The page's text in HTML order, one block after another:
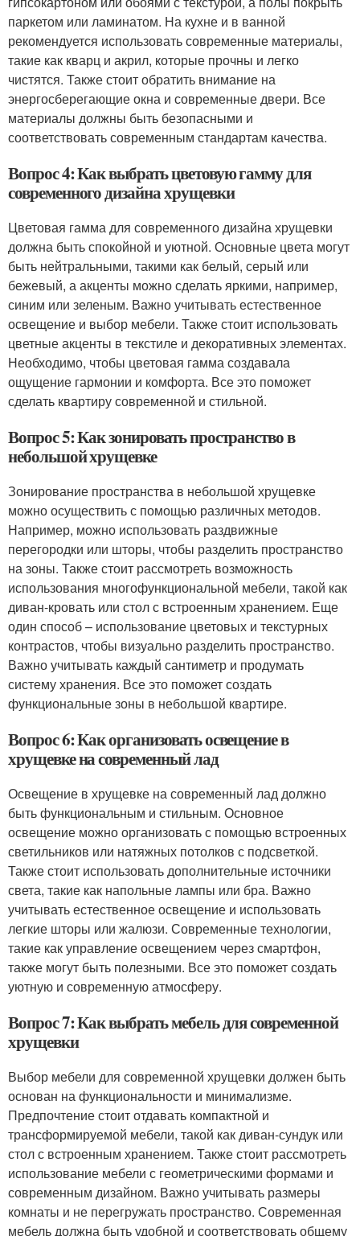
паркетом или ламинатом. На кухне и в ванной
рекомендуется использовать современные материалы,
такие как кварц и акрил, которые прочны и легко
чистятся. Также стоит обратить внимание на
энергосберегающие окна и современные двери. Все
материалы должны быть безопасными и
соответствовать современным стандартам качества.
Вопрос 4: Как выбрать цветовую гамму для
современного дизайна хрущевки
Цветовая гамма для современного дизайна хрущевки
должна быть спокойной и уютной. Основные цвета могут
быть нейтральными, такими как белый, серый или
бежевый, а акценты можно сделать яркими, например,
синим или зеленым. Важно учитывать естественное
освещение и выбор мебели. Также стоит использовать
цветные акценты в текстиле и декоративных элементах.
Необходимо, чтобы цветовая гамма создавала
ощущение гармонии и комфорта. Все это поможет
сделать квартиру современной и стильной.
Вопрос 5: Как зонировать пространство в
небольшой хрущевке
Зонирование пространства в небольшой хрущевке
можно осуществить с помощью различных методов.
Например, можно использовать раздвижные
перегородки или шторы, чтобы разделить пространство
на зоны. Также стоит рассмотреть возможность
использования многофункциональной мебели, такой как
диван-кровать или стол с встроенным хранением. Еще
один способ – использование цветовых и текстурных
контрастов, чтобы визуально разделить пространство.
Важно учитывать каждый сантиметр и продумать
систему хранения. Все это поможет создать
функциональные зоны в небольшой квартире.
Вопрос 6: Как организовать освещение в
хрущевке на современный лад
Освещение в хрущевке на современный лад должно
быть функциональным и стильным. Основное
освещение можно организовать с помощью встроенных
светильников или натяжных потолков с подсветкой.
Также стоит использовать дополнительные источники
света, такие как напольные лампы или бра. Важно
учитывать естественное освещение и использовать
легкие шторы или жалюзи. Современные технологии,
такие как управление освещением через смартфон,
также могут быть полезными. Все это поможет создать
уютную и современную атмосферу.
Вопрос 7: Как выбрать мебель для современной
хрущевки
Выбор мебели для современной хрущевки должен быть
основан на функциональности и минимализме.
Предпочтение стоит отдавать компактной и
трансформируемой мебели, такой как диван-сундук или
стол с встроенным хранением. Также стоит рассмотреть
использование мебели с геометрическими формами и
современным дизайном. Важно учитывать размеры
комнаты и не перегружать пространство. Современная
мебель должна быть удобной и соответствовать общему